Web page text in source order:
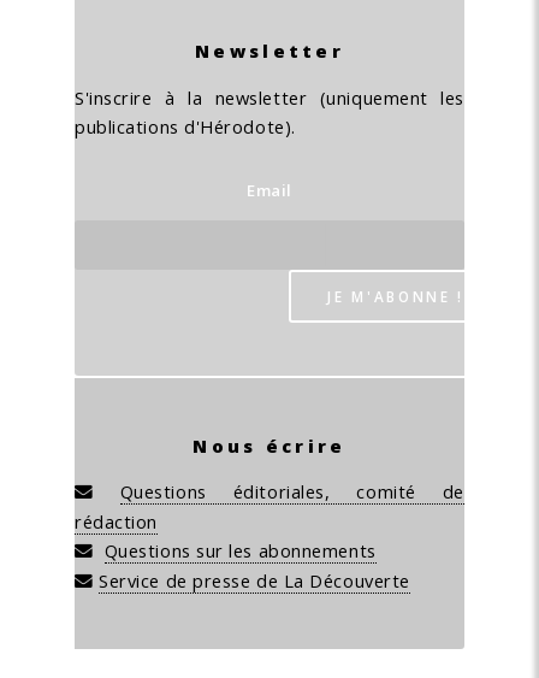
Newsletter
S'inscrire à la newsletter (uniquement les
publications d'Hérodote).
Email
Nous écrire
Questions éditoriales, comité de
rédaction
Questions sur les abonnements
Service de presse de La Découverte